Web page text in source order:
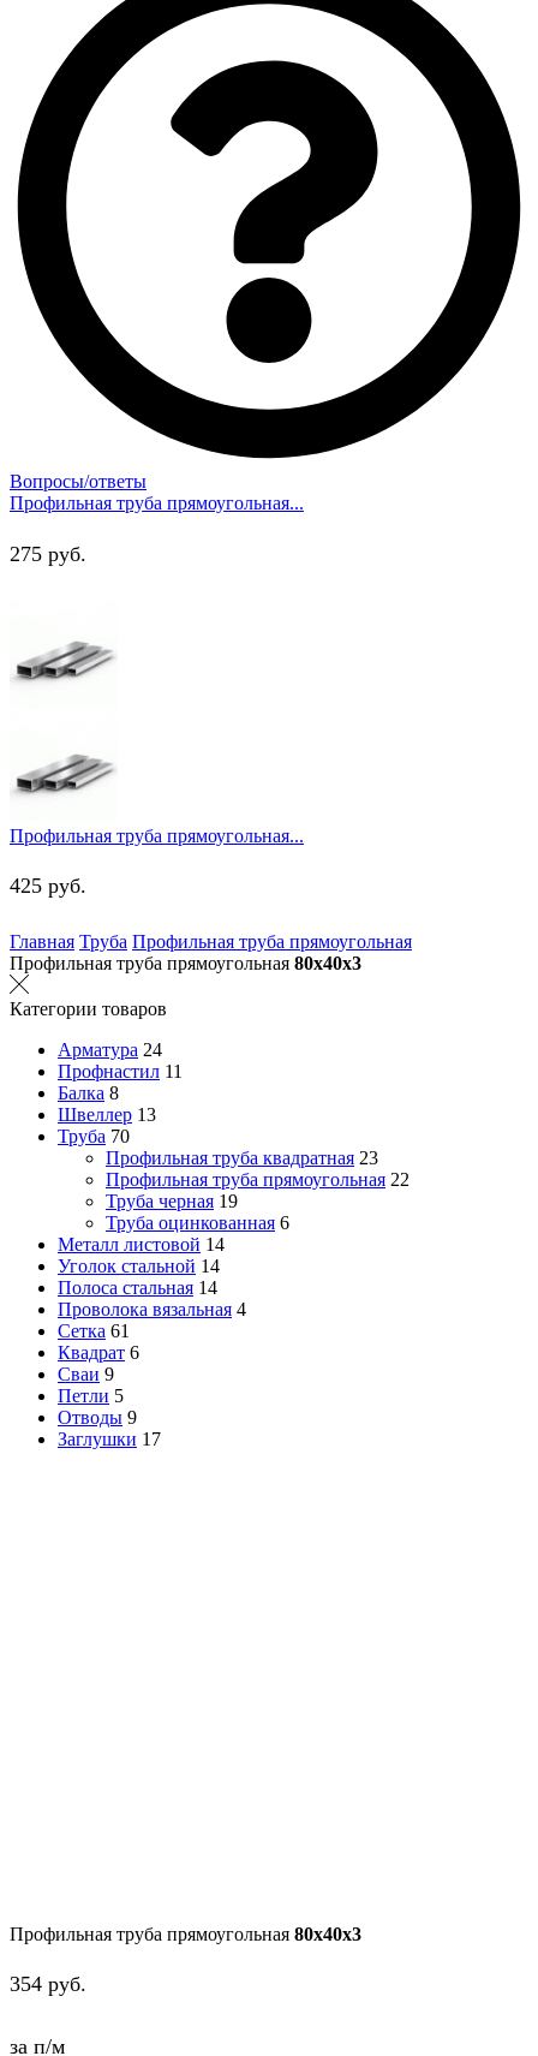
Вопросы/ответы
Профильная труба прямоугольная...
275 руб.
Профильная труба прямоугольная...
425 руб.
Главная Труба Профильная труба прямоугольная
Профильная труба прямоугольная 80х40х3
Категории товаров
Арматура 24
Профнастил 11
Балка 8
Швеллер 13
Труба 70
Профильная труба квадратная 23
Профильная труба прямоугольная 22
Труба черная 19
Труба оцинкованная 6
Металл листовой 14
Уголок стальной 14
Полоса стальная 14
Проволока вязальная 4
Сетка 61
Квадрат 6
Сваи 9
Петли 5
Отводы 9
Заглушки 17
Профильная труба прямоугольная 80х40х3
354 руб.
за п/м